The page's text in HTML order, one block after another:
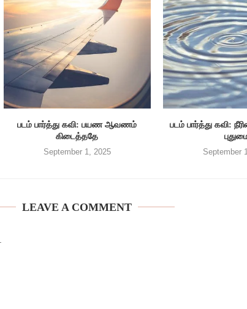
படம் பார்த்து கவி: பயண ஆவணம்
கிடைத்ததே
September 1, 2025
படம் பார்த்து கவி:
September
LEAVE A COMMENT